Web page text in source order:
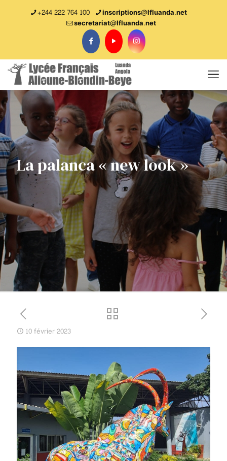
+244 222 764 100
inscriptions@lfluanda.net
secretariat@Ifluanda.net
La palanca « new look »
10 février 2023